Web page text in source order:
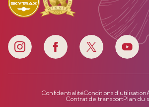
ConfidentialitéConditions d'utilisation
Contrat de transportPlan du